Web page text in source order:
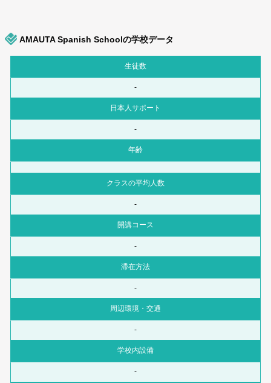
AMAUTA Spanish Schoolの学校データ
生徒数
-
日本人サポート
-
年齢
クラスの平均人数
-
開講コース
-
滞在方法
-
周辺環境・交通
-
学校内設備
-